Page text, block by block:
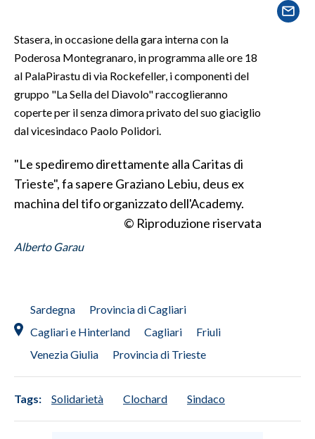
SARDEGNA TURISMO
SARDI NEL MONDO
NOTIZIE
EVENTI
3 MINUTI CON
INFO AZIENDE
NECROLOGI
PUBBLICITÀ
SPIAGGE
STORE
Stasera, in occasione della gara interna con la
Poderosa Montegranaro, in programma alle ore 18
al PalaPirastu di via Rockefeller, i componenti del
gruppo "La Sella del Diavolo" raccoglieranno
coperte per il senza dimora privato del suo giaciglio
dal vicesindaco Paolo Polidori.
"Le spediremo direttamente alla Caritas di
Trieste", fa sapere Graziano Lebiu, deus ex
machina del tifo organizzato dell'Academy.
© Riproduzione riservata
Alberto Garau
Sardegna
Provincia di Cagliari
Cagliari e Hinterland
Cagliari
Friuli
Venezia Giulia
Provincia di Trieste
Tags: Solidarietà Clochard Sindaco